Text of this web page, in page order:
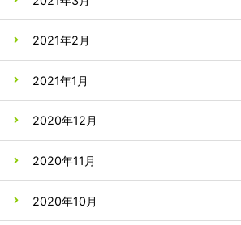
2021年2月
2021年1月
2020年12月
2020年11月
2020年10月